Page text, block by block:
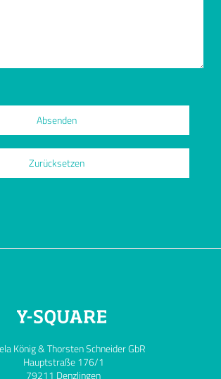
König & Thorsten Schneider GbR
Hauptstraße 176/1
79211 Denzlingen